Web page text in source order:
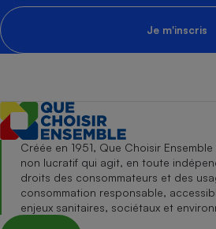
Je m'inscris
Créée en 1951, Que Choisir
non lucratif qui agit, en toute
droits des consommateurs et des
consommation responsable,
enjeux sanitaires, sociétaux et